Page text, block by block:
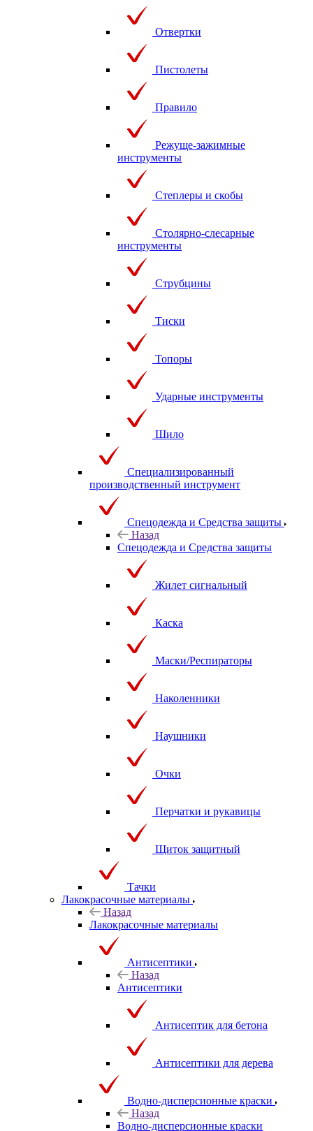
Отвертки
Пистолеты
Правило
Режуще-зажимные
инструменты
Степлеры и скобы
Столярно-слесарные
инструменты
Струбцины
Тиски
Топоры
Ударные инструменты
Шило
Специализированный
производственный инструмент
Спецодежда и Средства защиты
Назад
Спецодежда и Средства защиты
Жилет сигнальный
Каска
Маски/Респираторы
Наколенники
Наушники
Очки
Перчатки и рукавицы
Щиток защитный
Тачки
Лакокрасочные материалы
Назад
Лакокрасочные материалы
Антисептики
Назад
Антисептики
Антисептик для бетона
Антисептики для дерева
Водно-дисперсионные краски
Назад
Водно-дисперсионные краски